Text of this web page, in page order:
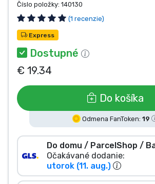
Číslo položky: 140130
(1 recenzie)
Express
Dostupné
€ 19.34
Do košíka
Odmena FanToken: 19
Do domu / ParcelShop /
Očakávané dodanie:
utorok (11. aug.)
Zoradiť podľa hudby
Typy výrobkov